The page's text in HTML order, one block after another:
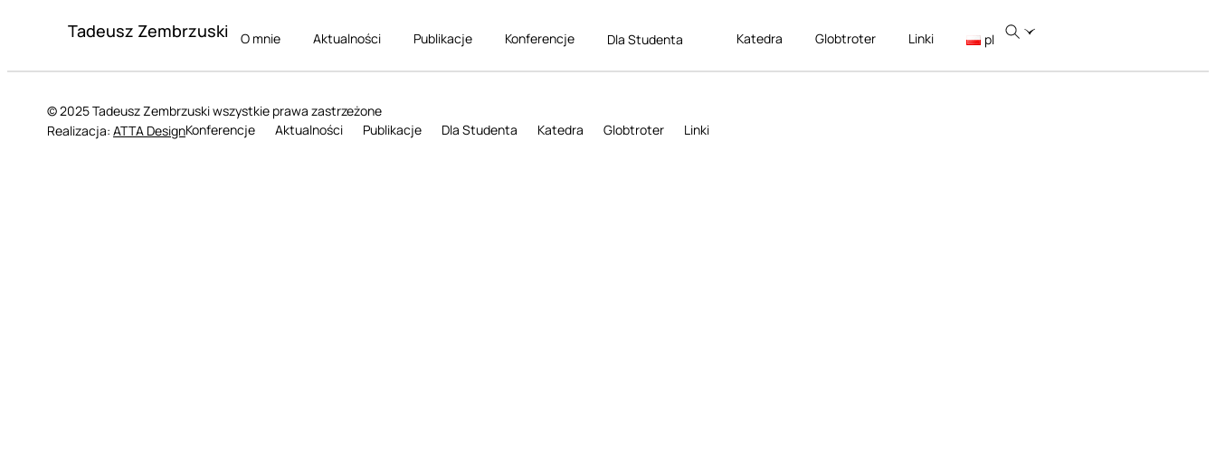
Tadeusz Zembrzuski O mnie Aktualności Publikacje Konferencje Dla Studenta Katedra Globtroter Linki pl
© 2025 Tadeusz Zembrzuski wszystkie prawa zastrzeżone
Realizacja: ATTA DesignKonferencje Aktualności Publikacje Dla Studenta Katedra Globtroter Linki